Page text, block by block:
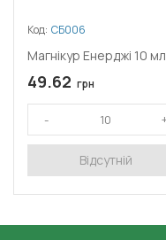
Код: СБ006
Магнікур Енерджі 10 мл
49.62 грн
Відсутній